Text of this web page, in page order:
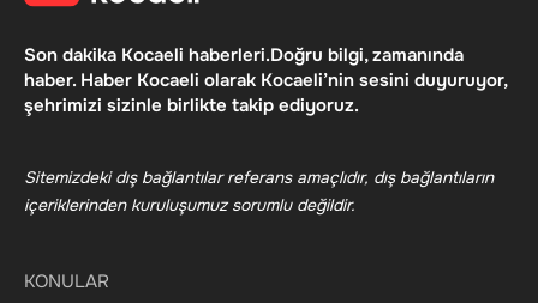
Son dakika Kocaeli haberleri.Doğru bilgi, zamanında
haber. Haber Kocaeli olarak Kocaeli’nin sesini duyuruyor,
şehrimizi sizinle birlikte takip ediyoruz.
Sitemizdeki dış bağlantılar referans amaçlıdır, dış bağlantıların
içeriklerinden kuruluşumuz sorumlu değildir.
KONULAR